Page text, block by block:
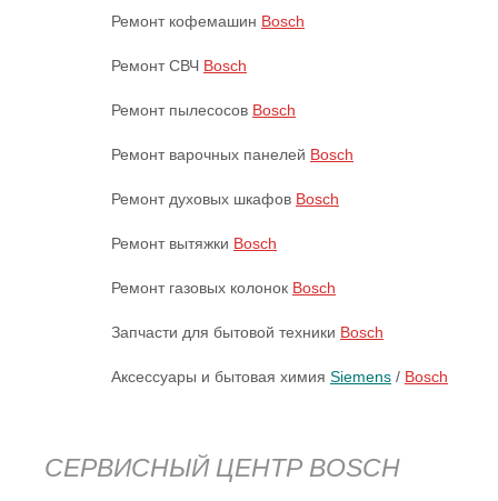
Ремонт кофемашин Bosch
Ремонт СВЧ Bosch
Ремонт пылесосов Bosch
Ремонт варочных панелей Bosch
Ремонт духовых шкафов Bosch
Ремонт вытяжки Bosch
Ремонт газовых колонок Bosch
Запчасти для бытовой техники Bosch
Аксессуары и бытовая химия Siemens / Bosch
СЕРВИСНЫЙ ЦЕНТР BOSCH